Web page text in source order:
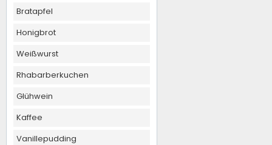
Bratapfel
Honigbrot
Weißwurst
Rhabarberkuchen
Glühwein
Kaffee
Vanillepudding